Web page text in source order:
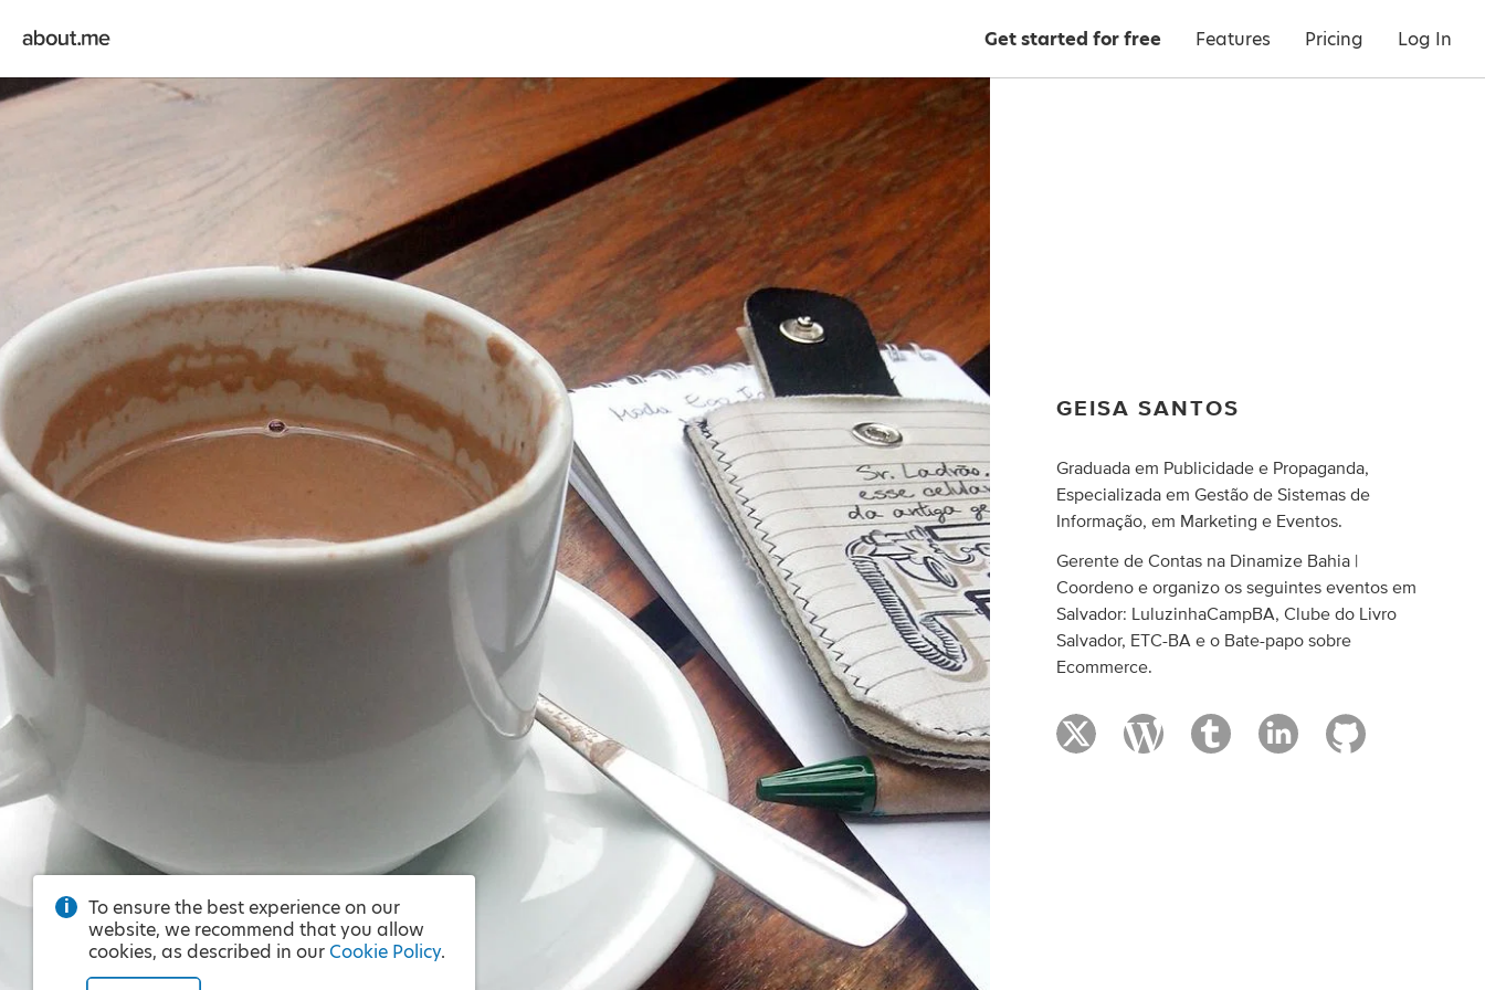
Get started for free Features Pricing Log In
GEISA SANTOS
Graduada em Publicidade e Propaganda,
Especializada em Gestão de Sistemas de
Informação, em Marketing e Eventos.
Gerente de Contas na Dinamize Bahia |
Coordeno e organizo os seguintes eventos em
Salvador: LuluzinhaCampBA, Clube do Livro
Salvador, ETC-BA e o Bate-papo sobre
Ecommerce.
To ensure the best experience on our
website, we recommend that you allow
cookies, as described in our Cookie Policy.